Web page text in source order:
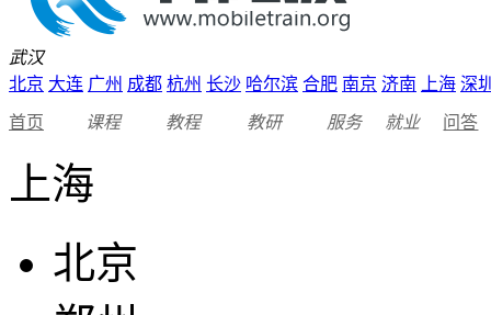
武汉
北京 大连 广州 成都 杭州 长沙 哈尔滨 合肥 南京 济南 上海 深
首页 课程 教程 教研 服务 就业 问答
上海
北京